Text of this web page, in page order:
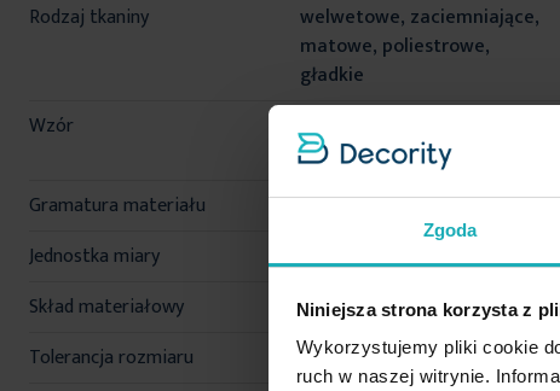
Zgoda
Niniejsza strona korzysta z
Wykorzystujemy pliki cookie
ruch w naszej witrynie.
Rodzaj tkaniny
welwetowe, zaciemniające,
matowe, poliestrowe,
gładkie
Wzór
jednokolorowe, modne,
ekskluzywny
Gramatura materiału
290 g/m²
Jednostka miary
szt.
Skład materiałowy
100% poliester
Tolerancja rozmiaru
5%